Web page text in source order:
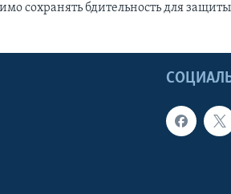
сохранять бдительность для